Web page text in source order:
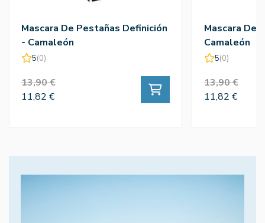
Mascara De Pestañas Definición
- Camaleón
5(0)
13,90 €
11,82 €
Mascara De
Camaleón
5(0)
13,90 €
11,82 €